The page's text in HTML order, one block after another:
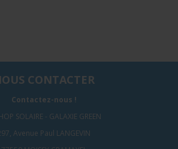
CONTACTER
Contactez-nous !
SOLAIRE - GALAXIE GREEN
Avenue Paul LANGEVIN